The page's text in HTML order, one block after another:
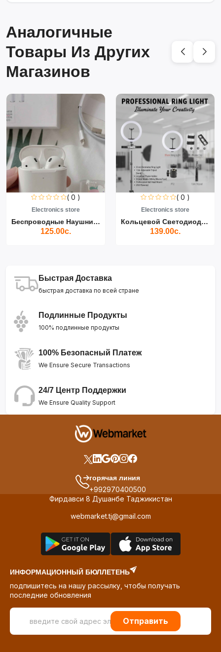
Аналогичные
Товары Из Других
Магазинов
( 0 )
Electronics store
Беспроводные Наушники Air...
125.00с.
( 0 )
Electronics store
Кольцевой Светодиодный Св...
139.00с.
Быстрая Доставка
быстрая доставка по всей стране
Подлинные Продукты
100% подлинные продукты
100% Безопасный Платеж
We Ensure Secure Transactions
24/7 Центр Поддержки
We Ensure Quality Support
горячая линия
+992970400500
Фирдавси 8 Душанбе Таджикистан
webmarket.tj@gmail.com
ИНФОРМАЦИОННЫЙ БЮЛЛЕТЕНЬ
подпишитесь на нашу рассылку, чтобы получать
последние обновления
Отправить